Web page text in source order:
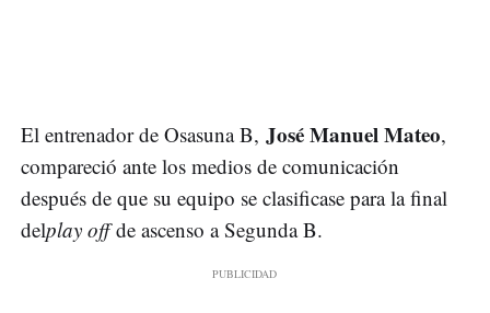
El entrenador de Osasuna B, José Manuel Mateo,
compareció ante los medios de comunicación
después de que su equipo se clasificase para la final
delplay offde ascenso a Segunda B.